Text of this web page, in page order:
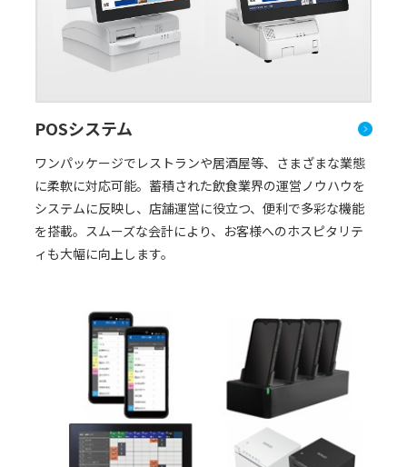
新規オープンのお客さま
POSシステム
ワンパッケージでレストランや居酒屋等、さまざまな業態
に柔軟に対応可能。蓄積された飲食業界の運営ノウハウを
システムに反映し、店舗運営に役立つ、便利で多彩な機能
を搭載。スムーズな会計により、お客様へのホスピタリテ
ィも大幅に向上します。